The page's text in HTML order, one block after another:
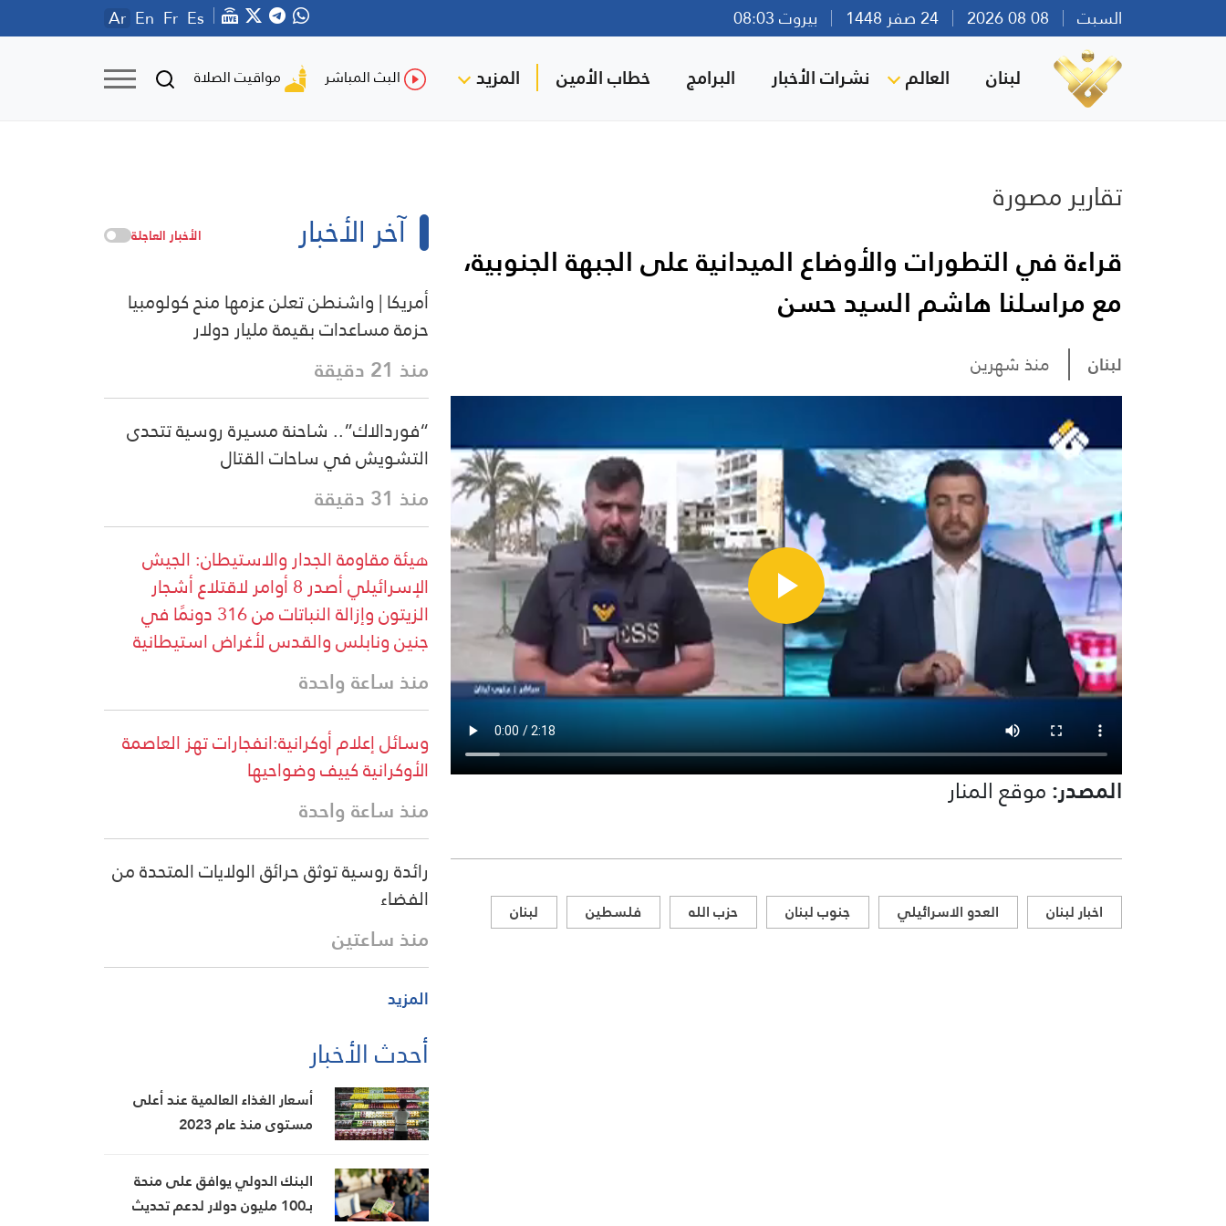
السبت بيروت 08:03 Ar En Fr Es
لبنان العالم نشرات الأخبار البرامج خطاب الأمين المزيد البث المباشر مواقيت الصلاة
تقارير مصورة
قراءة في التطورات والأوضاع الميدانية على الجبهة الجنوبية،
مع مراسلنا هاشم السيد حسن
لبنان منذ شهرين
المصدر:موقع المنار
اخبار لبنان العدو الاسرائيلي جنوب لبنان حزب الله فلسطين لبنان
آخر الأخبار الأخبار العاجلة
أمريكا | واشنطن تعلن عزمها منح كولومبيا
حزمة مساعدات بقيمة مليار دولار
منذ 21 دقيقة
“فوردالاك”.. شاحنة مسيرة روسية تتحدى
التشويش في ساحات القتال
منذ 31 دقيقة
هيئة مقاومة الجدار والاستيطان: الجيش
الإسرائيلي أصدر 8 أوامر لاقتلاع أشجار
الزيتون وإزالة النباتات من 316 دونمًا في
جنين ونابلس والقدس لأغراض استيطانية
منذ ساعة واحدة
وسائل إعلام أوكرانية:انفجارات تهز العاصمة
الأوكرانية كييف وضواحيها
منذ ساعة واحدة
رائدة روسية توثق حرائق الولايات المتحدة من
الفضاء
منذ ساعتين
المزيد
أحدث الأخبار
أسعار الغذاء العالمية عند أعلى
مستوى منذ عام 2023
البنك الدولي يوافق على منحة
بـ100 مليون دولار لدعم تحديث